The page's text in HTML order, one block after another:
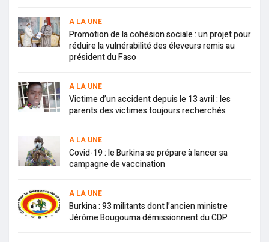
A LA UNE
Promotion de la cohésion sociale : un projet pour
réduire la vulnérabilité des éleveurs remis au
président du Faso
A LA UNE
Victime d’un accident depuis le 13 avril : les
parents des victimes toujours recherchés
A LA UNE
Covid-19 : le Burkina se prépare à lancer sa
campagne de vaccination
A LA UNE
Burkina : 93 militants dont l’ancien ministre
Jérôme Bougouma démissionnent du CDP